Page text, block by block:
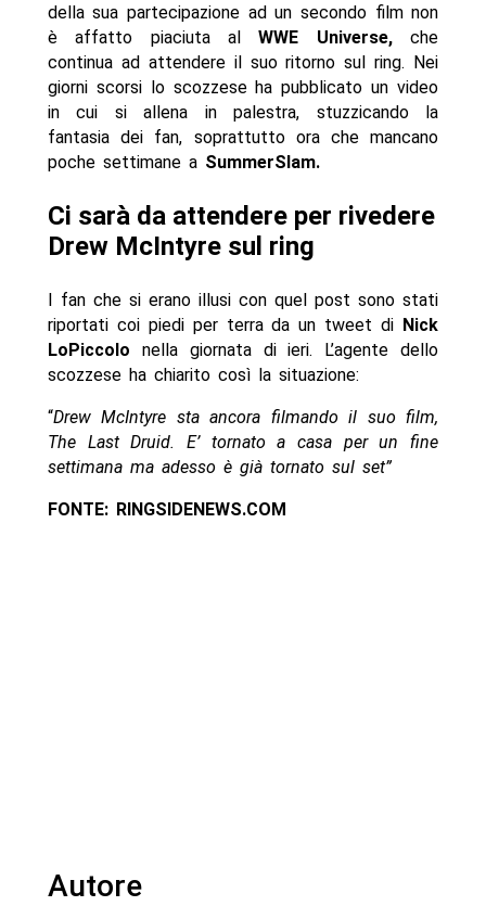
della sua partecipazione ad un secondo film non
è affatto piaciuta alWWE Universe,che
continua ad attendere il suo ritorno sul ring. Nei
giorni scorsi lo scozzese ha pubblicato un video
in cui si allena in palestra, stuzzicando la
fantasia dei fan, soprattutto ora che mancano
poche settimane aSummerSlam.
Ci sarà da attendere per rivedere
Drew McIntyre sul ring
I fan che si erano illusi con quel post sono stati
riportati coi piedi per terra da un tweet di Nick
LoPiccolo nella giornata di ieri. L’agente dello
scozzese ha chiarito così la situazione:
“Drew McIntyre sta ancora filmando il suo film,
The Last Druid. E’ tornato a casa per un fine
settimana ma adesso è già tornato sul set”
FONTE: RINGSIDENEWS.COM
Autore